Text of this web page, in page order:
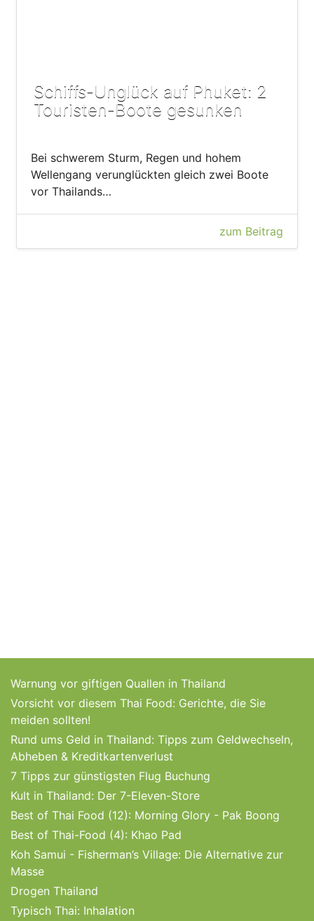
Schiffs-Unglück auf Phuket: 2
Touristen-Boote gesunken
Bei schwerem Sturm, Regen und hohem
Wellengang verunglückten gleich zwei Boote
vor Thailands…
zum Beitrag
Warnung vor giftigen Quallen in Thailand
Vorsicht vor diesem Thai Food: Gerichte, die Sie
meiden sollten!
Rund ums Geld in Thailand: Tipps zum Geldwechseln,
Abheben & Kreditkartenverlust
7 Tipps zur günstigsten Flug Buchung
Kult in Thailand: Der 7-Eleven-Store
Best of Thai Food (12): Morning Glory - Pak Boong
Best of Thai-Food (4): Khao Pad
Koh Samui - Fisherman’s Village: Die Alternative zur
Masse
Drogen Thailand
Typisch Thai: Inhalation